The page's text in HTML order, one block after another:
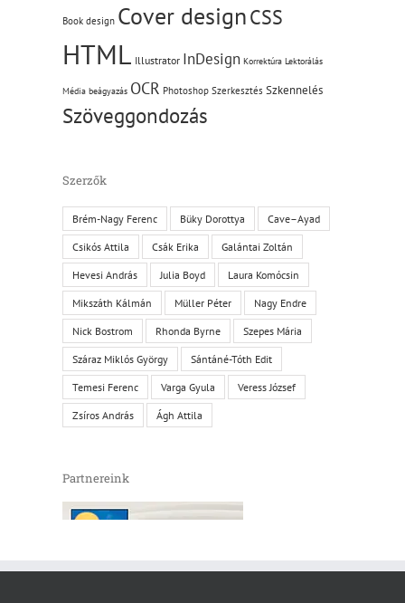
Book design Cover designCSS
HTML Illustrator InDesign Korrektúra Lektorálás
Média beágyazás OCR Photoshop Szerkesztés Szkennelés
Szöveggondozás
Szerzők
Brém-Nagy Ferenc Büky Dorottya Cave–Ayad
Csikós Attila Csák Erika Galántai Zoltán
Hevesi András Julia Boyd Laura Komócsin
Mikszáth Kálmán Müller Péter Nagy Endre
Nick Bostrom Rhonda Byrne Szepes Mária
Száraz Miklós György Sántáné-Tóth Edit
Temesi Ferenc Varga Gyula Veress József
Zsíros András Ágh Attila
Partnereink